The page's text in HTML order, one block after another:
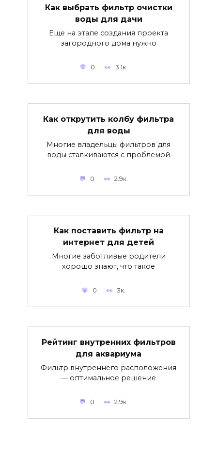
Как выбрать фильтр очистки
воды для дачи
Еще на этапе создания проекта
загородного дома нужно
0 3.1к.
Как открутить колбу фильтра
для воды
Многие владельцы фильтров для
воды сталкиваются с проблемой
0 2.9к.
Как поставить фильтр на
интернет для детей
Многие заботливые родители
хорошо знают, что такое
0 3к.
Рейтинг внутренних фильтров
для аквариума
Фильтр внутреннего расположения
— оптимальное решение
0 2.9к.